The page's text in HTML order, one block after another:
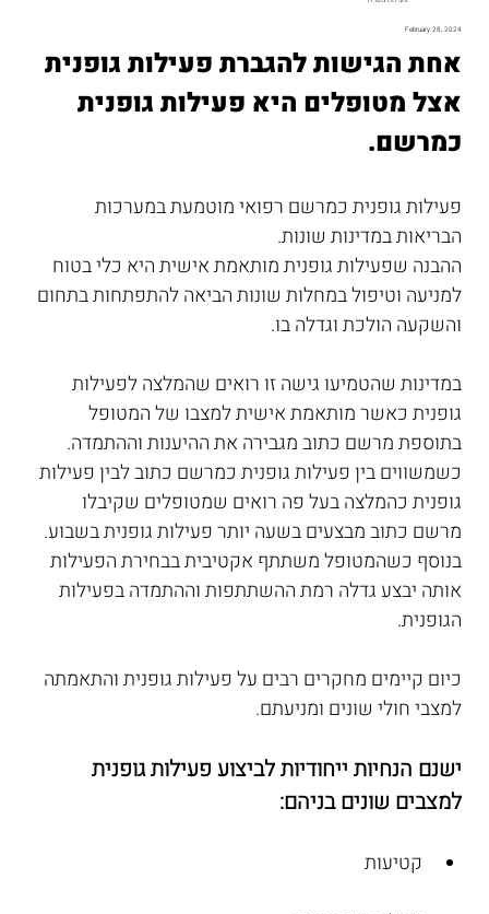
February 28, 2024
אחת הגישות להגברת פעילות גופנית
אצל מטופלים היא פעילות גופנית
כמרשם.
פעילות גופנית כמרשם רפואי מוטמעת במערכות
הבריאות במדינות שונות.
ההבנה שפעילות גופנית מותאמת אישית היא כלי בטוח
למניעה וטיפול במחלות שונות הביאה להתפתחות בתחום
והשקעה הולכת וגדלה בו.
במדינות שהטמיעו גישה זו רואים שהמלצה לפעילות
גופנית כאשר מותאמת אישית למצבו של המטופל
בתוספת מרשם כתוב מגבירה את ההיענות וההתמדה.
כשמשווים בין פעילות גופנית כמרשם כתוב לבין פעילות
גופנית כהמלצה בעל פה רואים שמטופלים שקיבלו
מרשם כתוב מבצעים בשעה יותר פעילות גופנית בשבוע.
בנוסף כשהמטופל משתתף אקטיבית בבחירת הפעילות
אותה יבצע גדלה רמת ההשתתפות וההתמדה בפעילות
הגופנית.
כיום קיימים מחקרים רבים על פעילות גופנית והתאמתה
למצבי חולי שונים ומניעתם.
ישנם הנחיות ייחודיות לביצוע פעילות גופנית
למצבים שונים בניהם:
קטיעות